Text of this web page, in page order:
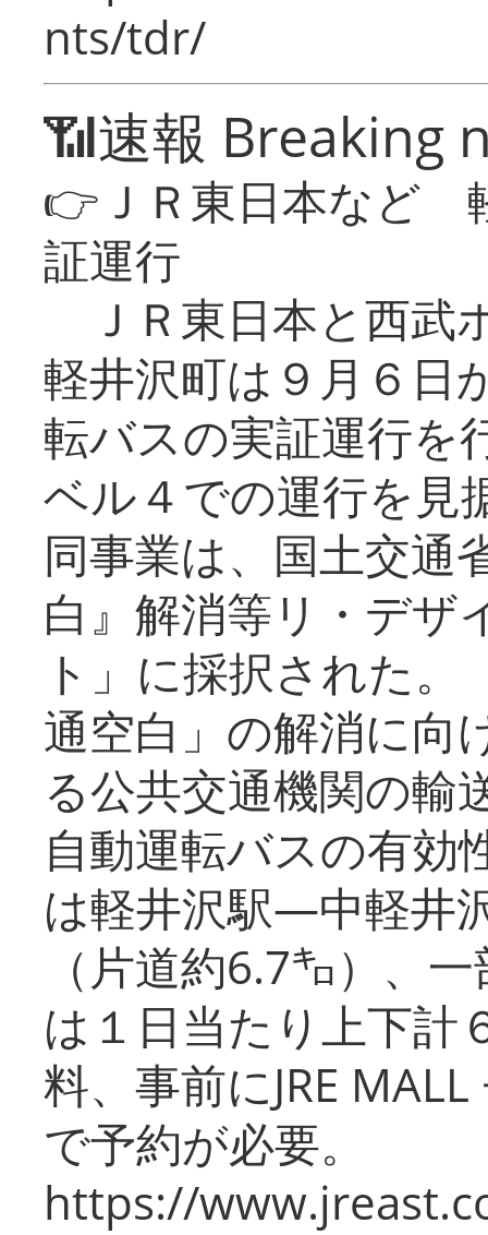
nts/tdr/
📶速報 Breaking
👉ＪＲ東日本など
証運行
ＪＲ東日本と西武
軽井沢町は９月６日
転バスの実証運行を
ベル４での運行を見
同事業は、国土交通
白』解消等リ・デザ
ト」に採択された
通空白」の解消に向
る公共交通機関の輸
自動運転バスの有効
は軽井沢駅―中軽井
（片道約6.7㌔）、
は１日当たり上下計
料、事前にJRE
で予約が必要。
https://